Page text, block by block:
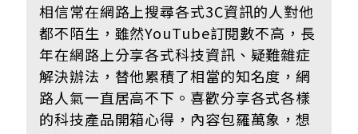
相信常在網路上搜尋各式3C資訊的人對他
都不陌生，雖然YouTube訂閱數不高，長
年在網路上分享各式科技資訊、疑難雜症
解決辦法，替他累積了相當的知名度，網
路人氣一直居高不下。喜歡分享各式各樣
的科技產品開箱心得，內容包羅萬象，想